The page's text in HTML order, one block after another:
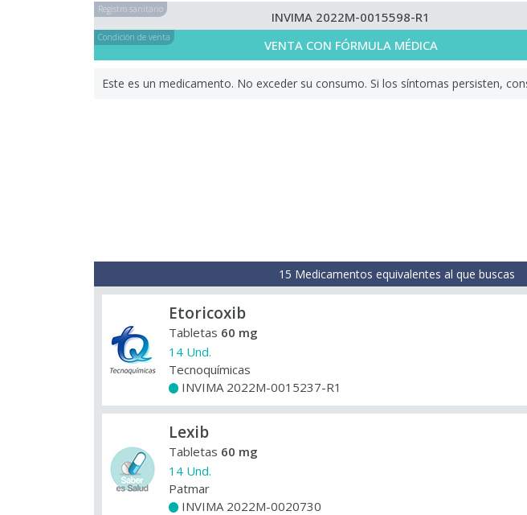
Registro sanitario INVIMA 2022M-0015598-R1
Condición de venta VENTA CON FÓRMULA MÉDICA
Este es un medicamento. No exceder su consumo. Si los síntomas persisten,
15 Medicamentos equivalentes al que buscas
Etoricoxib
Tabletas 60 mg
14 Und.
Tecnoquímicas
INVIMA 2022M-0015237-R1
Lexib
Tabletas 60 mg
14 Und.
Patmar
INVIMA 2022M-0020730